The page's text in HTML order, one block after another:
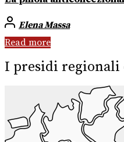
Elena Massa
Read more
I presidi